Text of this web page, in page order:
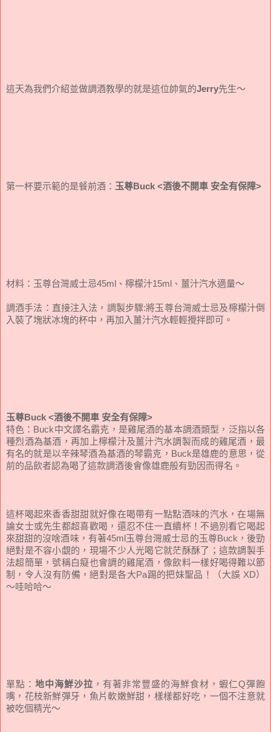
這天為我們介紹並做調酒教學的就是這位帥氣的Jerry先生～
第一杯要示範的是餐前酒： 玉尊Buck <酒後不開車 安全有保障>
材料： 玉尊台灣威士忌45ml、檸檬汁15ml、薑汁汽水適量～
調酒手法：直接注入法，調製步驟:將玉尊台灣威士忌及檸檬汁倒
入裝了塊狀冰塊的杯中，再加入薑汁汽水輕輕攪拌即可。
玉尊Buck <酒後不開車 安全有保障>
特色：Buck中文譯名霸克，是雞尾酒的基本調酒類型，泛指以各
種烈酒為基酒，再加上檸檬汁及薑汁汽水調製而成的雞尾酒，最
有名的就是以辛辣琴酒為基酒的琴霸克，Buck是雄鹿的意思，從
前的品飲者認為喝了這款調酒後會像雄鹿般有勁因而得名。
這杯喝起來香香甜甜就好像在喝帶有一點點酒味的汽水，在場無
論女士或先生都超喜歡喝，還忍不住一直續杯！不過別看它喝起
來甜甜的沒啥酒味，有著45ml玉尊台灣威士忌的玉尊Buck，後勁
絕對是不容小覷的，現場不少人光喝它就茫酥酥了；這款調製手
法超簡單，號稱白癡也會調的雞尾酒，像飲料一樣好喝得難以節
制，令人沒有防備，絕對是各大Pa踢的把妹聖品！（大誤 XD）
～哇哈哈～
單點： 地中海鮮沙拉 ，有著非常豐盛的海鮮食材，蝦仁Q彈飽
嘴，花枝新鮮彈牙，魚片軟嫩鮮甜，樣樣都好吃，一個不注意就
被吃個精光～